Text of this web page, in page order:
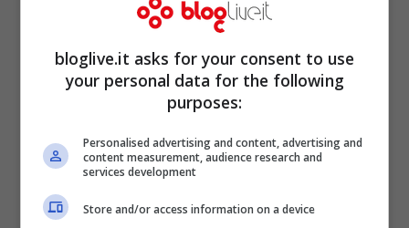
Appende figlio dal 15° piano e su
Facebook scrive: “Mille like o lo
butto giù”
bloglive.it asks for your consent to use
your personal data for the following
purposes:
Personalised advertising and content, advertising and
content measurement, audience research and
services development
Store and/or access information on a device